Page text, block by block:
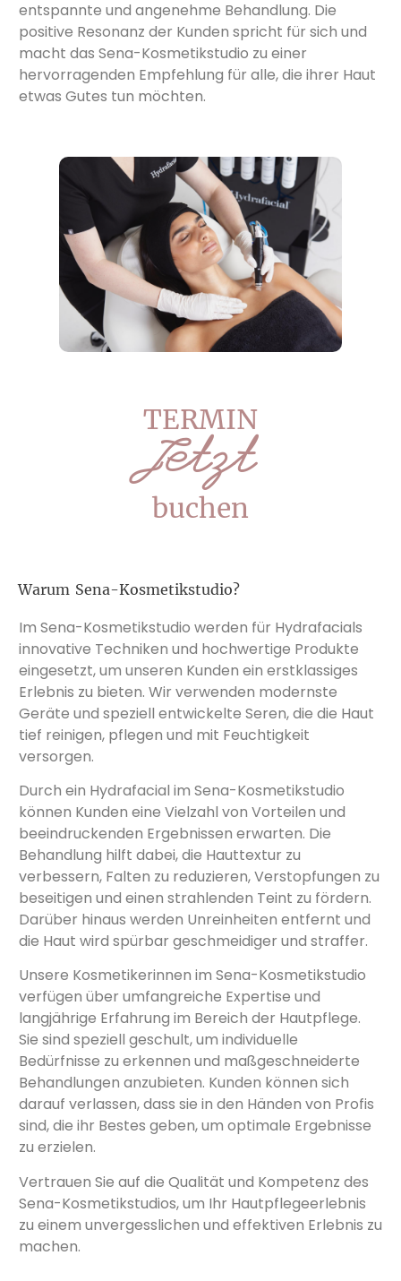
entspannte und angenehme Behandlung. Die
positive Resonanz der Kunden spricht für sich und
macht das Sena-Kosmetikstudio zu einer
hervorragenden Empfehlung für alle, die ihrer Haut
etwas Gutes tun möchten.
TERMIN
Jetzt
buchen
Warum Sena-Kosmetikstudio?
Im Sena-Kosmetikstudio werden für Hydrafacials
innovative Techniken und hochwertige Produkte
eingesetzt, um unseren Kunden ein erstklassiges
Erlebnis zu bieten. Wir verwenden modernste
Geräte und speziell entwickelte Seren, die die Haut
tief reinigen, pflegen und mit Feuchtigkeit
versorgen.
Durch ein Hydrafacial im Sena-Kosmetikstudio
können Kunden eine Vielzahl von Vorteilen und
beeindruckenden Ergebnissen erwarten. Die
Behandlung hilft dabei, die Hauttextur zu
verbessern, Falten zu reduzieren, Verstopfungen zu
beseitigen und einen strahlenden Teint zu fördern.
Darüber hinaus werden Unreinheiten entfernt und
die Haut wird spürbar geschmeidiger und straffer.
Unsere Kosmetikerinnen im Sena-Kosmetikstudio
verfügen über umfangreiche Expertise und
langjährige Erfahrung im Bereich der Hautpflege.
Sie sind speziell geschult, um individuelle
Bedürfnisse zu erkennen und maßgeschneiderte
Behandlungen anzubieten. Kunden können sich
darauf verlassen, dass sie in den Händen von Profis
sind, die ihr Bestes geben, um optimale Ergebnisse
zu erzielen.
Vertrauen Sie auf die Qualität und Kompetenz des
Sena-Kosmetikstudios, um Ihr Hautpflegeerlebnis
zu einem unvergesslichen und effektiven Erlebnis zu
machen.